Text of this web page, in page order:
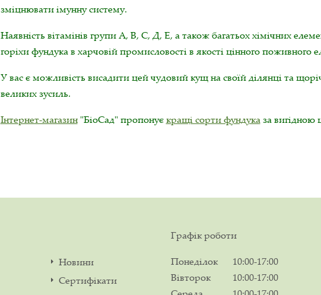
зміцнювати імунну систему.
Наявність вітамінів групи А, В, С, Д, Е, а також багатьох хімічних
горіхи фундука в харчовій промисловості в якості цінного поживного
У вас є можливість висадити цей чудовий кущ на своїй ділянці та
великих зусиль.
Інтернет-магазин"БіоСад" пропонуєкращі сорти фундуказа вигідною
Новини
Сертифікати
Графік роботи
Понеділок
10:00-17:00
Вівторок
10:00-17:00